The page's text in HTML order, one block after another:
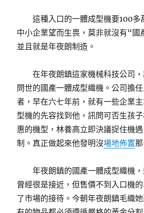
這種入口的一體成型機要100多
中小企業望而生畏，莫非就沒有“國
並且就是年夜朗制造。
在年夜朗鎮這家機械科技公司
問世的國產一體成型織機。公司擔
者，早在六七年前，就有一些企業
型機的先容找到他，訊問可否生孩
惠的機型，林養高立即決議捉住機
制。真正做起來他發明沒場地佈置
年夜朗鎮的國產一體成型織機
曾經很是接近，但售價不到入口機
了市場的接待。今朝年夜朗鎮毛織